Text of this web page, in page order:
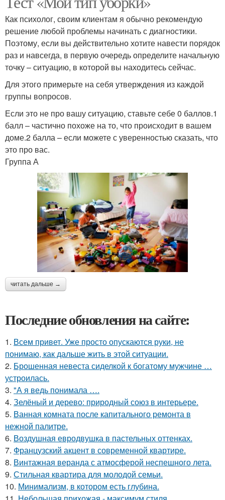
Как психолог, своим клиентам я обычно рекомендую
решение любой проблемы начинать с диагностики.
Поэтому, если вы действительно хотите навести порядок
раз и навсегда, в первую очередь определите начальную
точку – ситуацию, в которой вы находитесь сейчас.
Для этого примерьте на себя утверждения из каждой
группы вопросов.
Если это не про вашу ситуацию, ставьте себе 0 баллов.1
балл – частично похоже на то, что происходит в вашем
доме.2 балла – если можете с уверенностью сказать, что
это про вас.
Группа А
читать дальше →
Последние обновления на сайте:
1. Всем привет. Уже просто опускаются руки, не
понимаю, как дальше жить в этой ситуации.
2. Брошенная невеста сиделкой к богатому мужчине …
устроилась.
3. "А я ведь понимала ….
4. Зелёный и дерево: природный союз в интерьере.
5. Ванная комната после капитального ремонта в
нежной палитре.
6. Воздушная евродвушка в пастельных оттенках.
7. Французский акцент в современной квартире.
8. Винтажная веранда с атмосферой неспешного лета.
9. Стильная квартира для молодой семьи.
10. Минимализм, в котором есть глубина.